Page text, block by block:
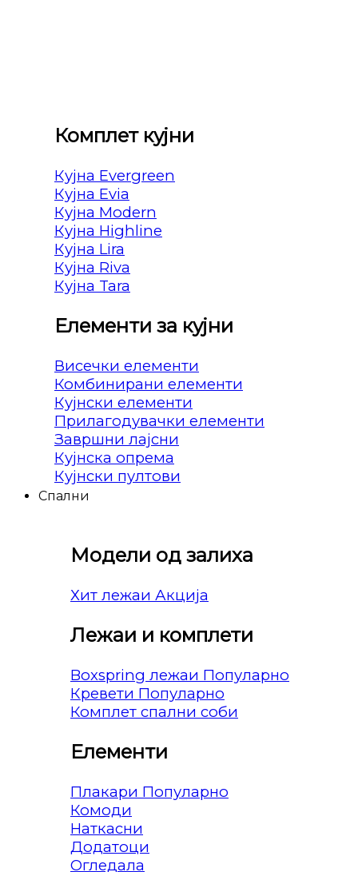
Комплет кујни
Кујна Evergreen
Кујна Evia
Кујна Modern
Кујна Highline
Кујна Lira
Кујна Riva
Кујна Tara
Елементи за кујни
Висечки елементи
Комбинирани елементи
Кујнски елементи
Прилагодувачки елементи
Завршни лајсни
Кујнска опрема
Кујнски пултови
Спални
Модели од залиха
Хит лежаи
Лежаи и комплети
Boxspring лежаи
Кревети
Комплет спални соби
Елементи
Плакари
Комоди
Наткасни
Додатоци
Огледала